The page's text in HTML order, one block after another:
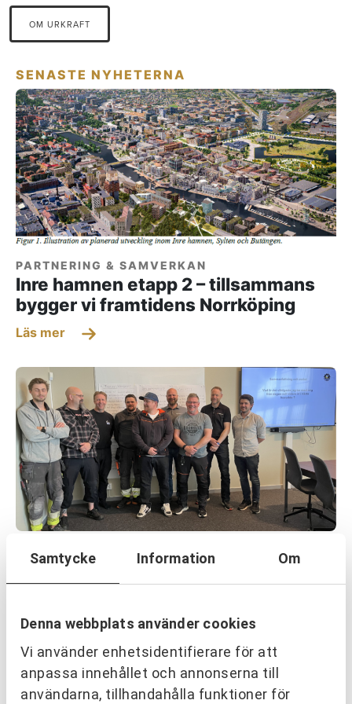
Samtycke Information Om
Denna webbplats använder cookies
Vi använder enhetsidentifierare för att
anpassa innehållet och annonserna till
användarna, tillhandahålla funktioner för
OM URKRAFT
SENASTE NYHETERNA
PARTNERING & SAMVERKAN
Inre hamnen etapp 2 – tillsammans
bygger vi framtidens Norrköping
Läs mer
Erfarenhetsåterföring skapar
mervärde i strategisk partnering
Läs mer